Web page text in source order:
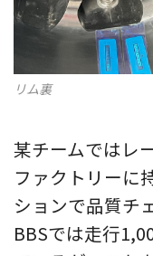
リム裏
某チームではレ
ファクトリーに
ションで品質チ
BBSでは走行